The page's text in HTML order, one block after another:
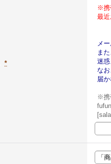
*
※携
最
メ
ま
迷惑
な
届
※携